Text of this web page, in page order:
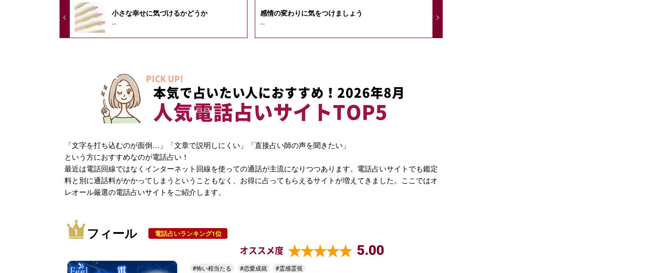
小さな幸せに気づけるかどうか
...
感情の変わりに気をつけましょう
...
PICK UP!
本気で占いたい人におすすめ！2026年8月
人気電話占いサイトTOP5
「文字を打ち込むのが面倒…」「文章で説明しにくい」「直接占い師の声を聞きたい」
という方におすすめなのが電話占い！
最近は電話回線ではなくインターネット回線を使っての通話が主流になりつつあります。電話占いサイトでも鑑定
料と別に通話料がかかってしまうということもなく、お得に占ってもらえるサイトが増えてきました。ここではオ
レオール厳選の電話占いサイトをご紹介します。
フィール 電話占いランキング1位
オススメ度 5.00
#怖い程当たる #恋愛成就 #霊感霊視